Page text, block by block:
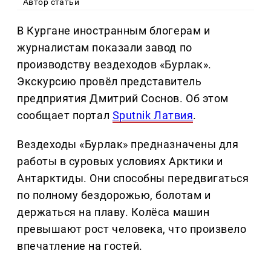
В Кургане иностранным блогерам и
журналистам показали завод по
производству вездеходов «Бурлак».
Экскурсию провёл представитель
предприятия Дмитрий Соснов. Об этом
сообщает портал Sputnik Латвия.
Вездеходы «Бурлак» предназначены для
работы в суровых условиях Арктики и
Антарктиды. Они способны передвигаться
по полному бездорожью, болотам и
держаться на плаву. Колёса машин
превышают рост человека, что произвело
впечатление на гостей.